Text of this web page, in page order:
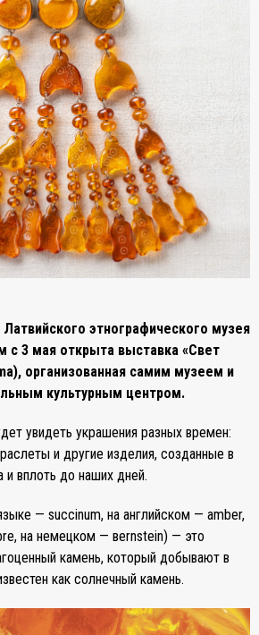
этнографического музея
3 мая открыта выставка «Свет
организованная самим музеем и
культурным центром.
увидеть украшения разных времен:
и другие изделия, созданные в
и вплоть до наших дней.
— succinum, на английском — аmber,
на немецком — вernstein) — это
камень, который добывают в
как солнечный камень.